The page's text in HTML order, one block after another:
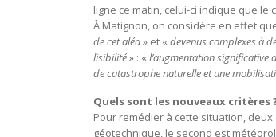
ligne ce matin, celui-ci indique que
À Matignon, on considère en effet
de cet aléa» et « devenus complexes à
lisibilité» : « l’augmentation significative
de catastrophe naturelle et une
Quels sont les nouveaux critères
Pour remédier à cette situation,
géotechnique, le second est